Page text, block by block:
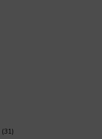
(31)